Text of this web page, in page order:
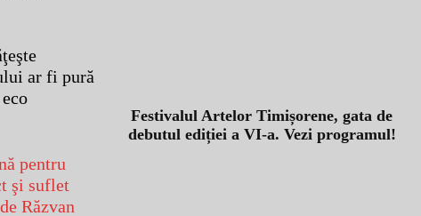
ar fi pură
Festivalul Artelor Timișorene, gata de
debutul ediției a VI-a. Vezi programul!